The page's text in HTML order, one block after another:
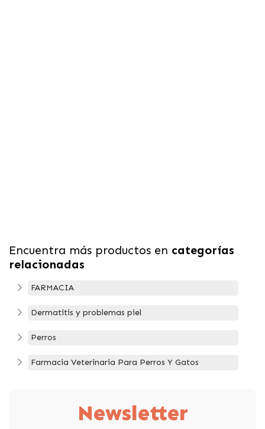
Encuentra más productos en categorías
relacionadas
FARMACIA
Dermatitis y problemas piel
Perros
Farmacia Veterinaria Para Perros Y Gatos
Newsletter